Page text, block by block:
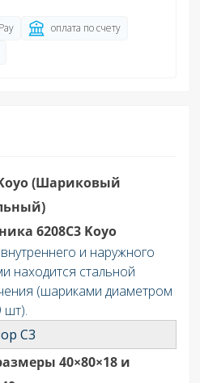
оплата по счету
(Шариковый
6208C3 Koyo
и наружного
находится стальной
(шариками диаметром
шт).
C3
40×80×18 и